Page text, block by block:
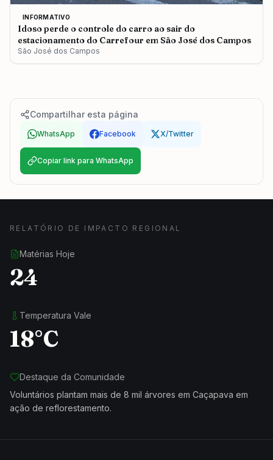
INFORMATIVO
Idoso perde o controle do carro ao sair do
estacionamento do Carrefour em São José dos Campos
São José dos Campos
Compartilhar esta página
WhatsApp Facebook X/Twitter
Copiar link para WhatsApp
RELATÓRIO DE IMPACTO REGIONAL
Matérias Hoje
24
Temperatura Vale
18°C
Destaque da Comunidade
Voluntários plantam mais de 8 mil árvores em Caçapava em
ação de reflorestamento.